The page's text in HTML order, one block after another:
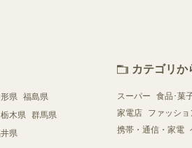
県 福島県
栃木県 群馬県
県
カテゴリか
スーパー 食品･菓
家電店
ファッショ
携帯・通信・家電